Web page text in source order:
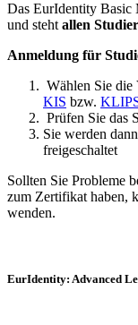
Das EurIdentity
und stehtallen
Anmeldung für
Wählen Sie
KIS bzw.
Prüfen Sie das
Sie werden
freigeschaltet
Sollten Sie Probleme
zum Zertifikat haben,
wenden.
EurIdentity: Advanced